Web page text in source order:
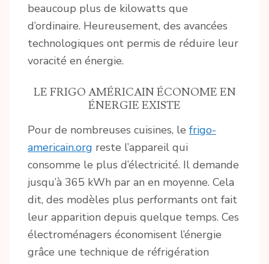
beaucoup plus de kilowatts que
d’ordinaire. Heureusement, des avancées
technologiques ont permis de réduire leur
voracité en énergie.
LE FRIGO AMÉRICAIN ÉCONOME EN
ÉNERGIE EXISTE
Pour de nombreuses cuisines, le frigo-
americain.org reste l’appareil qui
consomme le plus d’électricité. Il demande
jusqu’à 365 kWh par an en moyenne. Cela
dit, des modèles plus performants ont fait
leur apparition depuis quelque temps. Ces
électroménagers économisent l’énergie
grâce une technique de réfrigération